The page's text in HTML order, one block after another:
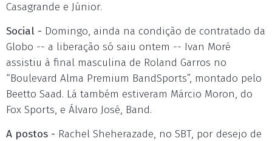
Casagrande e Júnior.
Social - Domingo, ainda na condição de contratado da
Globo -- a liberação só saiu ontem -- Ivan Moré
assistiu à final masculina de Roland Garros no
“Boulevard Alma Premium BandSports”, montado pelo
Beetto Saad. Lá também estiveram Márcio Moron, do
Fox Sports, e Álvaro José, Band.
A postos - Rachel Sheherazade, no SBT, por desejo de